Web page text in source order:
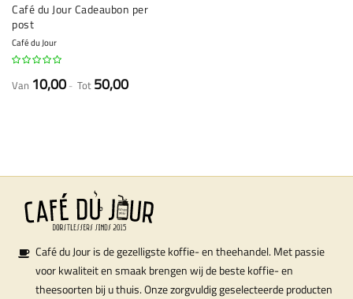
Café du Jour Cadeaubon per
post
Café du Jour
Van 10,00 Tot 50,00
Café du Jour is de gezelligste koffie- en theehandel. Met passie
voor kwaliteit en smaak brengen wij de beste koffie- en
theesoorten bij u thuis. Onze zorgvuldig geselecteerde producten